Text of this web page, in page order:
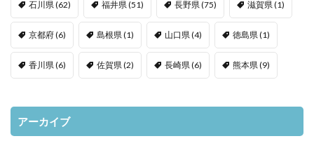
石川県 (62) 福井県 (51) 長野県 (75) 滋賀県 (1)
京都府(6) 島根県 (1) 山口県 (4) 徳島県 (1)
香川県 (6) 佐賀県 (2) 長崎県 (6) 熊本県 (9)
アーカイブ